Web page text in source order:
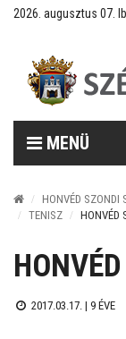
2026. augusztus 07.
MENÜ
HONVÉD SZONDI
TENISZ
HONVÉD
2017.03.17. | 9 ÉVE